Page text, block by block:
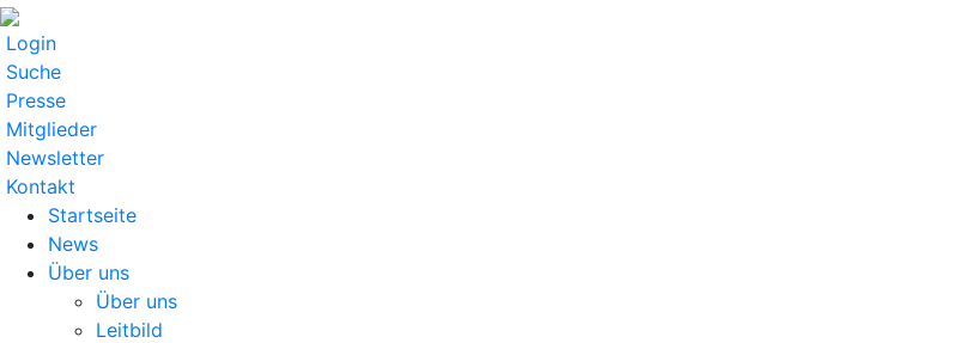
Login
Suche
Presse
Mitglieder
Newsletter
Kontakt
Startseite
News
Über uns
Über uns
Leitbild